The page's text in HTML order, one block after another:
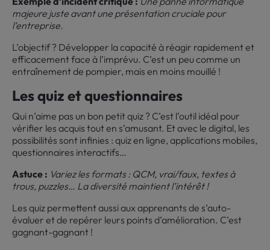
majeure juste avant une présentation cruciale pour
l’entreprise.
L’objectif ? Développer la capacité à réagir rapidement et
efficacement face à l’imprévu. C’est un peu comme un
entraînement de pompier, mais en moins mouillé !
Les quiz et questionnaires
Qui n’aime pas un bon petit quiz ? C’est l’outil idéal pour
vérifier les acquis tout en s’amusant. Et avec le digital, les
possibilités sont infinies : quiz en ligne, applications mobiles,
questionnaires interactifs…
Astuce : Variez les formats : QCM, vrai/faux, textes à
trous, puzzles… La diversité maintient l’intérêt !
Les quiz permettent aussi aux apprenants de s’auto-
évaluer et de repérer leurs points d’amélioration. C’est
gagnant-gagnant !